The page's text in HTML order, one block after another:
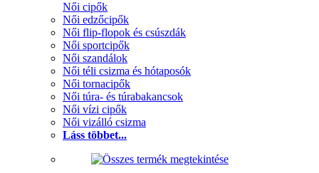
Női cipők
Női edzőcipők
Női flip-flopok és csúszdák
Női sportcipők
Női szandálok
Női téli csizma és hótaposók
Női tornacipők
Női túra- és túrabakancsok
Női vízi cipők
Női vizálló csizma
Láss többet...